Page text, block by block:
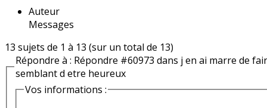
Auteur
Messages
13 sujets de 1 à 13 (sur un total de 13)
Répondre à : Répondre #60973 dans j en ai marre de
semblant d etre heureux
Vos informations :